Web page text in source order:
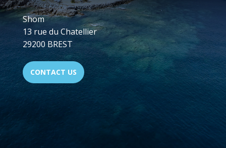
Shom
13 rue du Chatellier
29200 BREST
CONTACT US